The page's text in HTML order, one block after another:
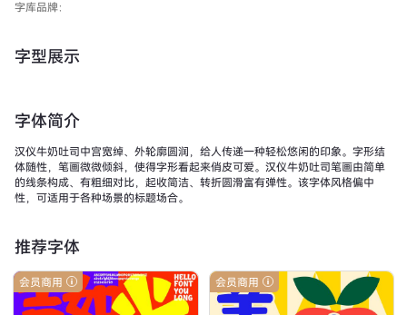
字库品牌：
字型展示
字体简介
汉仪牛奶吐司中宫宽绰、外轮廓圆润，给人传递一种轻松悠闲的印象。字形结
体随性，笔画微微倾斜，使得字形看起来俏皮可爱。汉仪牛奶吐司笔画由简单
的线条构成、有粗细对比，起收简洁、转折圆滑富有弹性。该字体风格偏中
性，可适用于各种场景的标题场合。
推荐字体
会员商用 会员商用